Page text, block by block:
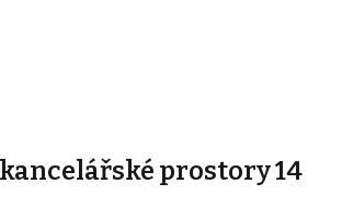
prostory 14